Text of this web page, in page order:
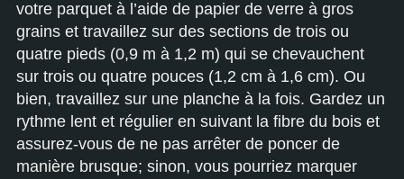
votre parquet à l’aide de papier de verre à gros
grains et travaillez sur des sections de trois ou
quatre pieds (0,9 m à 1,2 m) qui se chevauchent
sur trois ou quatre pouces (1,2 cm à 1,6 cm). Ou
bien, travaillez sur une planche à la fois. Gardez un
rythme lent et régulier en suivant la fibre du bois et
assurez-vous de ne pas arrêter de poncer de
manière brusque; sinon, vous pourriez marquer